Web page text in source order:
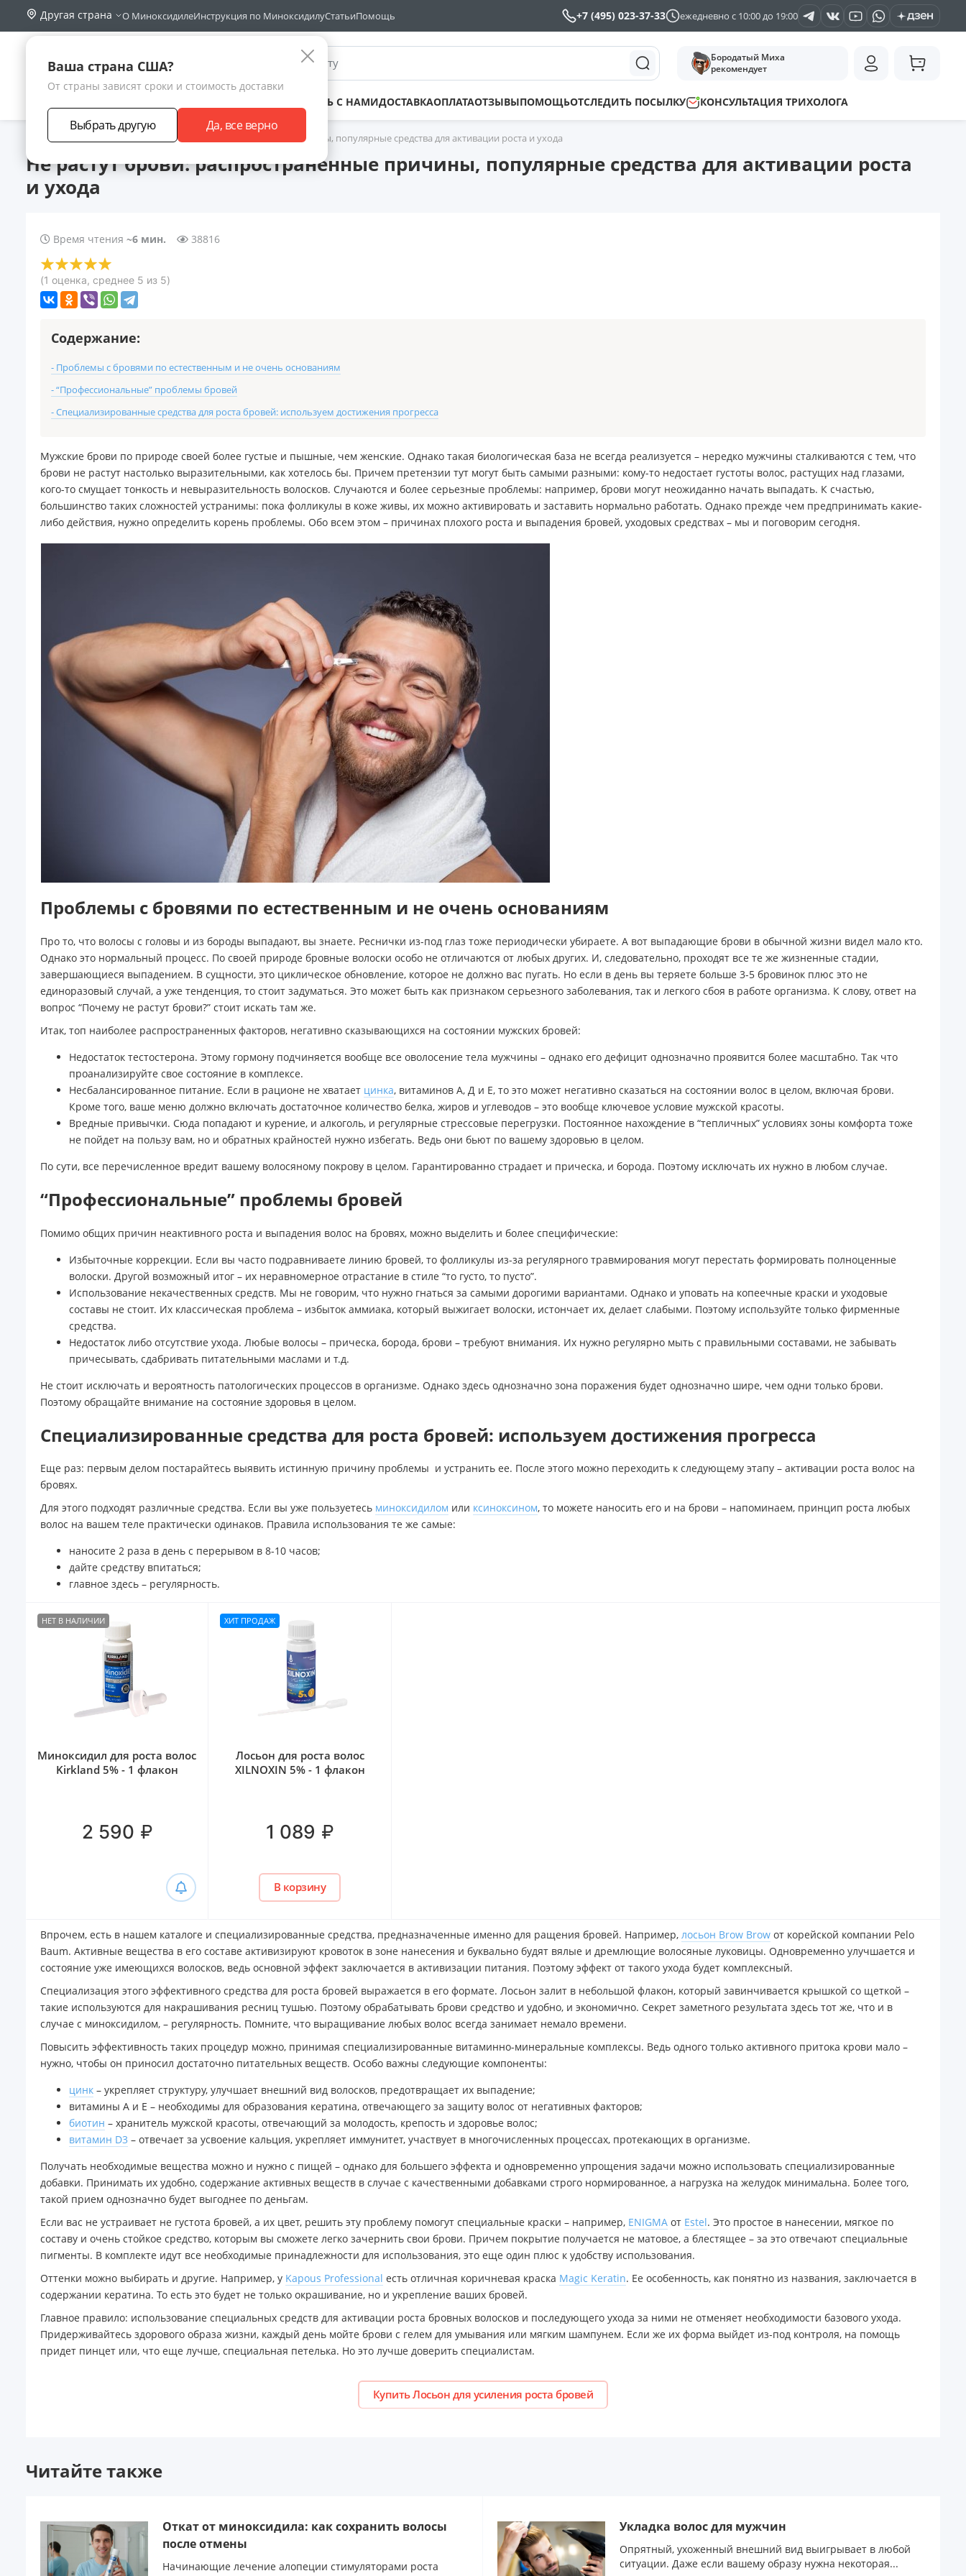
Другая страна
Ваша страна США?
От страны зависят сроки и стоимость доставки
Выбрать другую Да, все верно
О МиноксидилеИнструкция по МиноксидилуСтатьиПомощь +7 (495) 023-37-33 ежедневно с 10:00 до 19:00
Поиск по сайту
Бородатый Миха
рекомендует
ЗАРАБОТАТЬ С НАМИДОСТАВКАОПЛАТАОТЗЫВЫПОМОЩЬОТСЛЕДИТЬ ПОСЫЛКУ КОНСУЛЬТАЦИЯ ТРИХОЛОГА
Главная Не растут брови: распространенные причины, популярные средства для активации роста и ухода
Не растут брови: распространенные причины, популярные средства для активации роста
и ухода
Время чтения ~6 мин. 38816
(1 оценка, среднее 5 из 5)
Содержание:
- Проблемы с бровями по естественным и не очень основаниям
- “Профессиональные” проблемы бровей
- Специализированные средства для роста бровей: используем достижения прогресса
Мужские брови по природе своей более густые и пышные, чем женские. Однако такая биологическая база не всегда реализуется – нередко мужчины сталкиваются с тем, что
брови не растут настолько выразительными, как хотелось бы. Причем претензии тут могут быть самыми разными: кому-то недостает густоты волос, растущих над глазами,
кого-то смущает тонкость и невыразительность волосков. Случаются и более серьезные проблемы: например, брови могут неожиданно начать выпадать. К счастью,
большинство таких сложностей устранимы: пока фолликулы в коже живы, их можно активировать и заставить нормально работать. Однако прежде чем предпринимать какие-
либо действия, нужно определить корень проблемы. Обо всем этом – причинах плохого роста и выпадения бровей, уходовых средствах – мы и поговорим сегодня.
Проблемы с бровями по естественным и не очень основаниям
Про то, что волосы с головы и из бороды выпадают, вы знаете. Реснички из-под глаз тоже периодически убираете. А вот выпадающие брови в обычной жизни видел мало кто.
Однако это нормальный процесс. По своей природе бровные волоски особо не отличаются от любых других. И, следовательно, проходят все те же жизненные стадии,
завершающиеся выпадением. В сущности, это циклическое обновление, которое не должно вас пугать. Но если в день вы теряете больше 3-5 бровинок плюс это не
единоразовый случай, а уже тенденция, то стоит задуматься. Это может быть как признаком серьезного заболевания, так и легкого сбоя в работе организма. К слову, ответ на
вопрос “Почему не растут брови?” стоит искать там же.
Итак, топ наиболее распространенных факторов, негативно сказывающихся на состоянии мужских бровей:
Недостаток тестостерона. Этому гормону подчиняется вообще все оволосение тела мужчины – однако его дефицит однозначно проявится более масштабно. Так что
проанализируйте свое состояние в комплексе.
Несбалансированное питание. Если в рационе не хватает цинка, витаминов А, Д и Е, то это может негативно сказаться на состоянии волос в целом, включая брови.
Кроме того, ваше меню должно включать достаточное количество белка, жиров и углеводов – это вообще ключевое условие мужской красоты.
Вредные привычки. Сюда попадают и курение, и алкоголь, и регулярные стрессовые перегрузки. Постоянное нахождение в “тепличных” условиях зоны комфорта тоже
не пойдет на пользу вам, но и обратных крайностей нужно избегать. Ведь они бьют по вашему здоровью в целом.
По сути, все перечисленное вредит вашему волосяному покрову в целом. Гарантированно страдает и прическа, и борода. Поэтому исключать их нужно в любом случае.
“Профессиональные” проблемы бровей
Помимо общих причин неактивного роста и выпадения волос на бровях, можно выделить и более специфические:
Избыточные коррекции. Если вы часто подравниваете линию бровей, то фолликулы из-за регулярного травмирования могут перестать формировать полноценные
волоски. Другой возможный итог – их неравномерное отрастание в стиле “то густо, то пусто”.
Использование некачественных средств. Мы не говорим, что нужно гнаться за самыми дорогими вариантами. Однако и уповать на копеечные краски и уходовые
составы не стоит. Их классическая проблема – избыток аммиака, который выжигает волоски, истончает их, делает слабыми. Поэтому используйте только фирменные
средства.
Недостаток либо отсутствие ухода. Любые волосы – прическа, борода, брови – требуют внимания. Их нужно регулярно мыть с правильными составами, не забывать
причесывать, сдабривать питательными маслами и т.д.
Не стоит исключать и вероятность патологических процессов в организме. Однако здесь однозначно зона поражения будет однозначно шире, чем одни только брови.
Поэтому обращайте внимание на состояние здоровья в целом.
Специализированные средства для роста бровей: используем достижения прогресса
Еще раз: первым делом постарайтесь выявить истинную причину проблемы и устранить ее. После этого можно переходить к следующему этапу – активации роста волос на
бровях.
Для этого подходят различные средства. Если вы уже пользуетесь миноксидилом или ксиноксином, то можете наносить его и на брови – напоминаем, принцип роста любых
волос на вашем теле практически одинаков. Правила использования те же самые:
наносите 2 раза в день с перерывом в 8-10 часов;
дайте средству впитаться;
главное здесь – регулярность.
НЕТ В НАЛИЧИИ
Миноксидил для роста волос
Kirkland 5% - 1 флакон
2 590 ₽
ХИТ ПРОДАЖ
Лосьон для роста волос
XILNOXIN 5% - 1 флакон
1 089 ₽
В корзину
Впрочем, есть в нашем каталоге и специализированные средства, предназначенные именно для ращения бровей. Например, лосьон Brow Brow от корейской компании Pelo
Baum. Активные вещества в его составе активизируют кровоток в зоне нанесения и буквально будят вялые и дремлющие волосяные луковицы. Одновременно улучшается и
состояние уже имеющихся волосков, ведь основной эффект заключается в активизации питания. Поэтому эффект от такого ухода будет комплексный.
Специализация этого эффективного средства для роста бровей выражается в его формате. Лосьон залит в небольшой флакон, который завинчивается крышкой со щеткой –
такие используются для накрашивания ресниц тушью. Поэтому обрабатывать брови средство и удобно, и экономично. Секрет заметного результата здесь тот же, что и в
случае с миноксидилом, – регулярность. Помните, что выращивание любых волос всегда занимает немало времени.
Повысить эффективность таких процедур можно, принимая специализированные витаминно-минеральные комплексы. Ведь одного только активного притока крови мало –
нужно, чтобы он приносил достаточно питательных веществ. Особо важны следующие компоненты:
цинк – укрепляет структуру, улучшает внешний вид волосков, предотвращает их выпадение;
витамины А и Е – необходимы для образования кератина, отвечающего за защиту волос от негативных факторов;
биотин – хранитель мужской красоты, отвечающий за молодость, крепость и здоровье волос;
витамин D3 – отвечает за усвоение кальция, укрепляет иммунитет, участвует в многочисленных процессах, протекающих в организме.
Получать необходимые вещества можно и нужно с пищей – однако для большего эффекта и одновременно упрощения задачи можно использовать специализированные
добавки. Принимать их удобно, содержание активных веществ в случае с качественными добавками строго нормированное, а нагрузка на желудок минимальна. Более того,
такой прием однозначно будет выгоднее по деньгам.
Если вас не устраивает не густота бровей, а их цвет, решить эту проблему помогут специальные краски – например, ENIGMA от Estel. Это простое в нанесении, мягкое по
составу и очень стойкое средство, которым вы сможете легко зачернить свои брови. Причем покрытие получается не матовое, а блестящее – за это отвечают специальные
пигменты. В комплекте идут все необходимые принадлежности для использования, это еще один плюс к удобству использования.
Оттенки можно выбирать и другие. Например, у Kapous Professional есть отличная коричневая краска Magic Keratin. Ее особенность, как понятно из названия, заключается в
содержании кератина. То есть это будет не только окрашивание, но и укрепление ваших бровей.
Главное правило: использование специальных средств для активации роста бровных волосков и последующего ухода за ними не отменяет необходимости базового ухода.
Придерживайтесь здорового образа жизни, каждый день мойте брови с гелем для умывания или мягким шампунем. Если же их форма выйдет из-под контроля, на помощь
придет пинцет или, что еще лучше, специальная петелька. Но это лучше доверить специалистам.
Купить Лосьон для усиления роста бровей
Читайте также
Откат от миноксидила: как сохранить волосы
после отмены
Начинающие лечение алопеции стимуляторами роста
Укладка волос для мужчин
Опрятный, ухоженный внешний вид выигрывает в любой
ситуации. Даже если вашему образу нужна некоторая...